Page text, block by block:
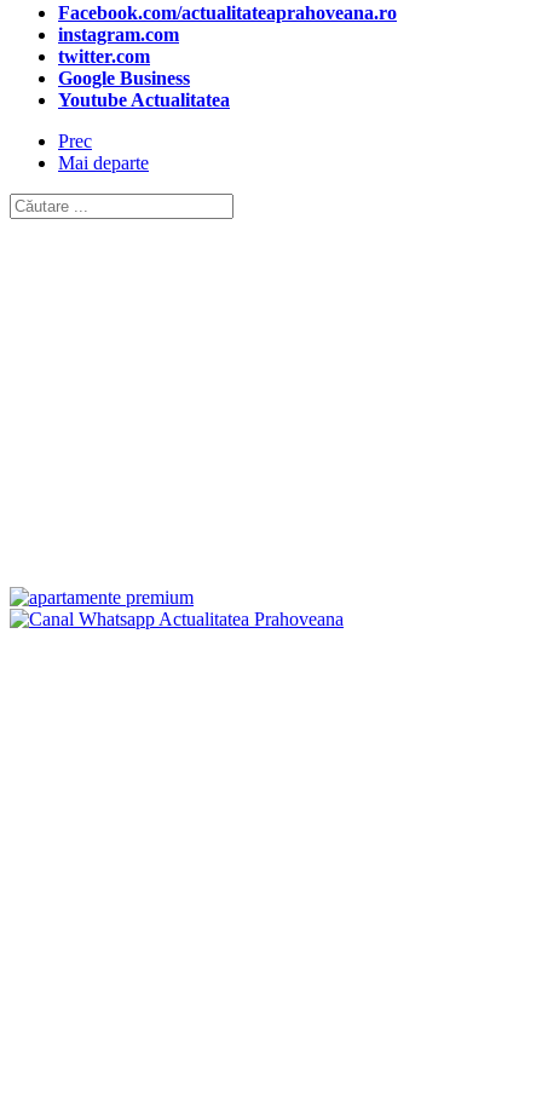
Facebook.com/actualitateaprahoveana.ro
instagram.com
twitter.com
Google Business
Youtube Actualitatea
Prec
Mai departe